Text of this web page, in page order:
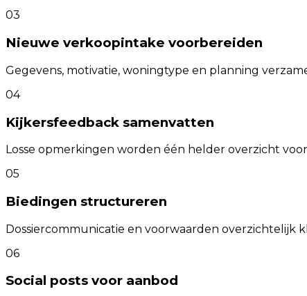
03
Nieuwe verkoopintake voorbereiden
Gegevens, motivatie, woningtype en planning
04
Kijkersfeedback samenvatten
Losse opmerkingen worden één helder overzicht
05
Biedingen structureren
Dossiercommunicatie en voorwaarden overzichtelijk
06
Social posts voor aanbod